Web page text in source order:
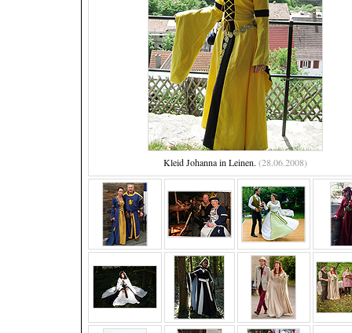
Kleid Johanna in Leinen. (28.06.2008)